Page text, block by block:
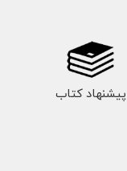
پیشنهاد کتاب